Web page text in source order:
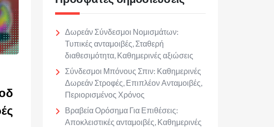
Δωρεάν Σύνδεσμοι Νομισμάτων:
Τυπικές ανταμοιβές, Σταθερή
διαθεσιμότητα, Καθημερινές αξιώσεις
Σύνδεσμοι Μπόνους Σπιν: Καθημερινές
Δωρεάν Στροφές, Επιπλέον Ανταμοιβές,
Περιορισμένος Χρόνος
Βραβεία Ορόσημα Για Επιθέσεις:
Αποκλειστικές ανταμοιβές, Καθημερινές